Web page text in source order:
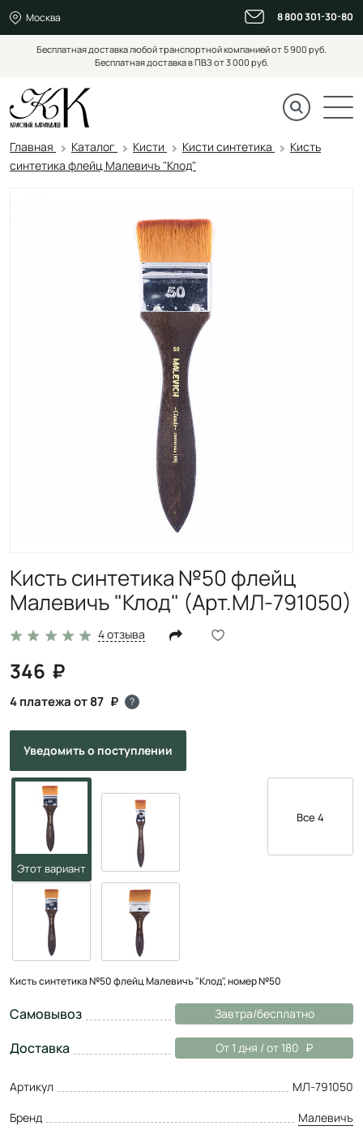
Москва 8 800 301-30-80
Бесплатная доставка любой транспортной компанией от 5 900 руб.
Бесплатная доставка в ПВЗ от 3 000 руб.
Главная Каталог Кисти Кисти синтетика
Кисть
синтетика флейц Малевичъ "Клод"
Кисть синтетика №50 флейц
Малевичъ "Клод" (Арт.МЛ-791050)
4 отзыва
346
4 платежа от 87 ?
Уведомитьо поступлении
Все 4
Кисть синтетика №50 флейц Малевичъ "Клод", номер №50
Самовывоз Завтра/бесплатно
Доставка От 1 дня / от 180
Артикул
МЛ-791050
Бренд
Малевичъ